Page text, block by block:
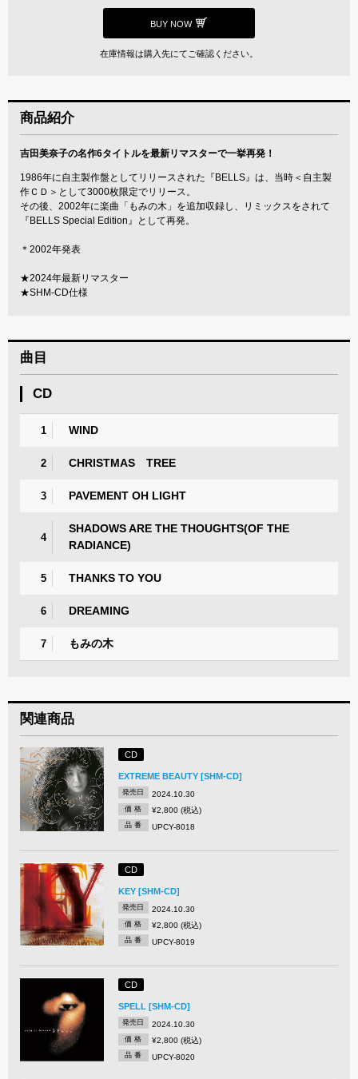
BUY NOW
在庫情報は購入先にてご確認ください。
商品紹介
吉田美奈子の名作6タイトルを最新リマスターで一挙再発！
1986年に自主製作盤としてリリースされた『BELLS』は、当時＜自主製
作ＣＤ＞として3000枚限定でリリース。
その後、2002年に楽曲「もみの木」を追加収録し、リミックスをされて
『BELLS Special Edition』として再発。
＊2002年発表
★2024年最新リマスター
★SHM-CD仕様
曲目
CD
1 WIND
2 CHRISTMAS TREE
3 PAVEMENT OH LIGHT
4
SHADOWS ARE THE THOUGHTS(OF THE
RADIANCE)
5 THANKS TO YOU
6 DREAMING
7 もみの木
関連商品
CD
EXTREME BEAUTY [SHM-CD]
発売日 2024.10.30
価 格 ¥2,800 (税込)
品 番 UPCY-8018
CD
KEY [SHM-CD]
発売日 2024.10.30
価 格 ¥2,800 (税込)
品 番 UPCY-8019
CD
SPELL [SHM-CD]
発売日 2024.10.30
価 格 ¥2,800 (税込)
品 番 UPCY-8020